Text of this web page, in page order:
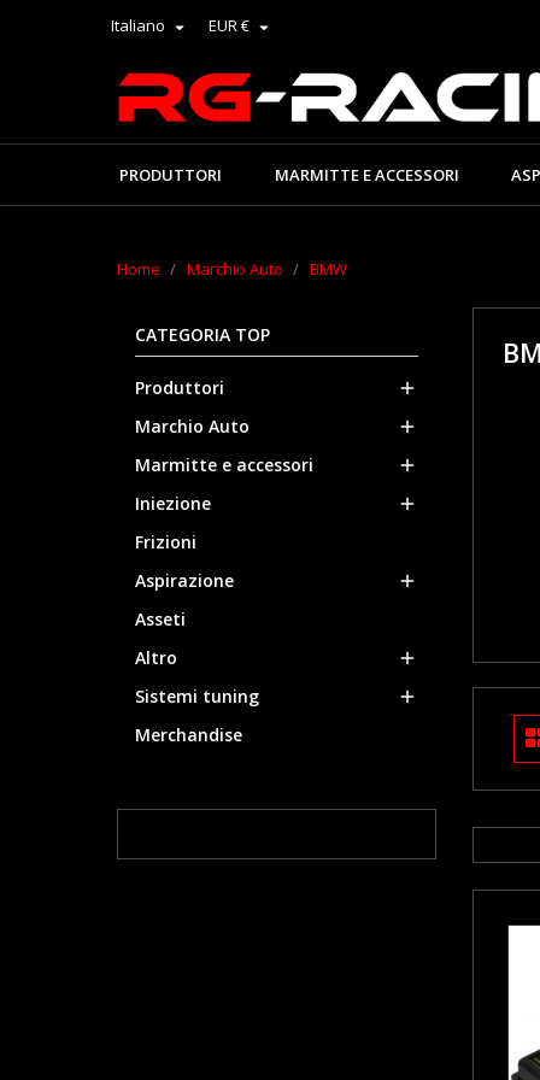
Italiano  EUR € 
PRODUTTORI MARMITTE E ACCESSORI
Home Marchio Auto BMW
CATEGORIA TOP
Produttori 
Marchio Auto 
Marmitte e accessori 
Iniezione 
Frizioni
Aspirazione

Asseti
Altro

Sistemi tuning 
Merchandise